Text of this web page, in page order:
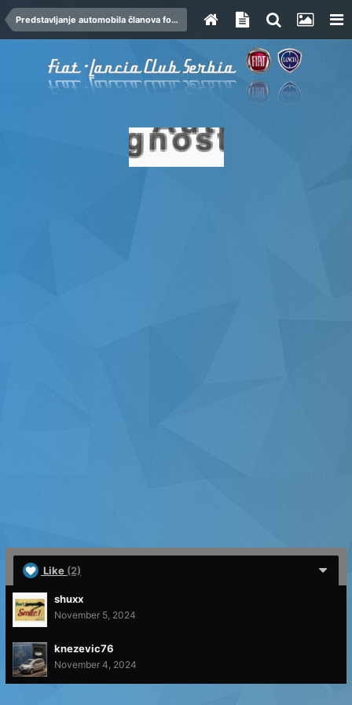
Predstavljanje automobila članova foruma
Like (2)
shuxx
November 5, 2024
knezevic76
November 4, 2024